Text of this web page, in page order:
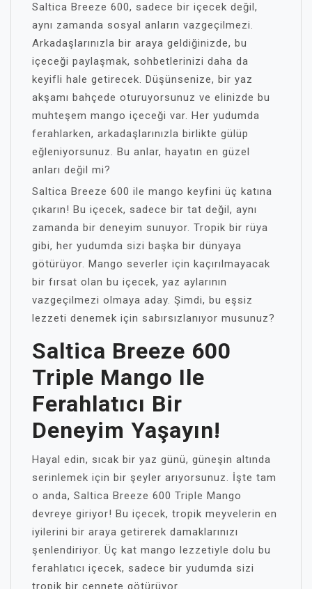
Saltica Breeze 600, sadece bir içecek değil,
aynı zamanda sosyal anların vazgeçilmezi.
Arkadaşlarınızla bir araya geldiğinizde, bu
içeceği paylaşmak, sohbetlerinizi daha da
keyifli hale getirecek. Düşünsenize, bir yaz
akşamı bahçede oturuyorsunuz ve elinizde bu
muhteşem mango içeceği var. Her yudumda
ferahlarken, arkadaşlarınızla birlikte gülüp
eğleniyorsunuz. Bu anlar, hayatın en güzel
anları değil mi?
Saltica Breeze 600 ile mango keyfini üç katına
çıkarın! Bu içecek, sadece bir tat değil, aynı
zamanda bir deneyim sunuyor. Tropik bir rüya
gibi, her yudumda sizi başka bir dünyaya
götürüyor. Mango severler için kaçırılmayacak
bir fırsat olan bu içecek, yaz aylarının
vazgeçilmezi olmaya aday. Şimdi, bu eşsiz
lezzeti denemek için sabırsızlanıyor musunuz?
Saltica Breeze 600
Triple Mango Ile
Ferahlatıcı Bir
Deneyim Yaşayın!
Hayal edin, sıcak bir yaz günü, güneşin altında
serinlemek için bir şeyler arıyorsunuz. İşte tam
o anda, Saltica Breeze 600 Triple Mango
devreye giriyor! Bu içecek, tropik meyvelerin en
iyilerini bir araya getirerek damaklarınızı
şenlendiriyor. Üç kat mango lezzetiyle dolu bu
ferahlatıcı içecek, sadece bir yudumda sizi
tropik bir cennete götürüyor.